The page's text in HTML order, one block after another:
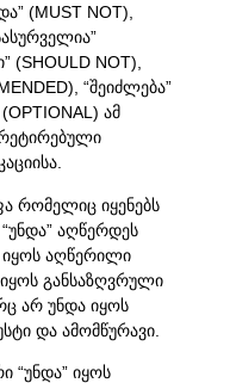
(MUST NOT),
(SHOULD NOT),
“შეიძლება”
ამ
რომელიც იყენებს
აღწერდეს
იყოს აღწერილი
განსაზღვრული
არ უნდა იყოს
და ამომწურავი.
“უნდა” იყოს